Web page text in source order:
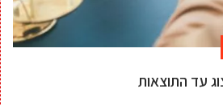
עד התוצאות